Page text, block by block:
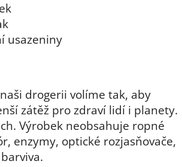
usazeniny
drogerii volíme tak, aby
zátěž pro zdraví lidí i planety.
Výrobek neobsahuje ropné
enzymy, optické rozjasňovače,